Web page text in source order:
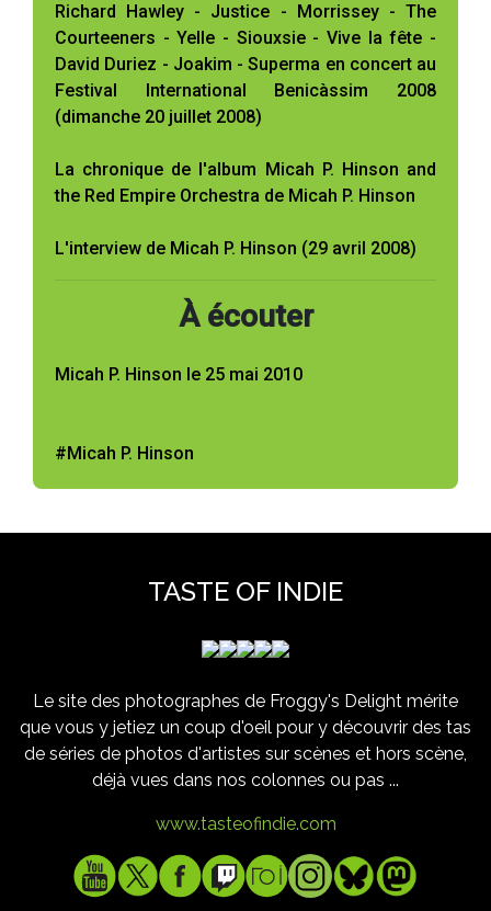
Richard Hawley - Justice - Morrissey - The
Courteeners - Yelle - Siouxsie - Vive la fête -
David Duriez - Joakim - Superma en concert au
Festival International Benicàssim 2008
(dimanche 20 juillet 2008)
La chronique de l'album Micah P. Hinson and
the Red Empire Orchestra de Micah P. Hinson
L'interview de Micah P. Hinson (29 avril 2008)
À écouter
Micah P. Hinson le 25 mai 2010
#Micah P. Hinson
TASTE OF INDIE
Le site des photographes de Froggy's Delight mérite
que vous y jetiez un coup d'oeil pour y découvrir des tas
de séries de photos d'artistes sur scènes et hors scène,
déjà vues dans nos colonnes ou pas ...
www.tasteofindie.com